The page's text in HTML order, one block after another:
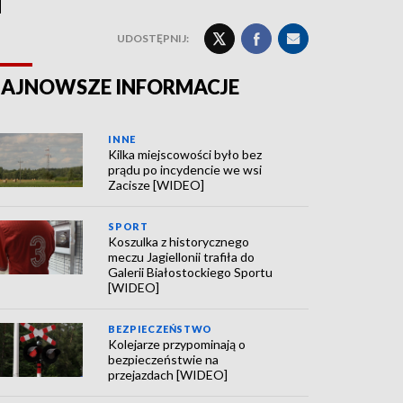
UDOSTĘPNIJ:
INFORMACJE
INNE
Kilka miejscowości było bez
prądu po incydencie we wsi
Zacisze [WIDEO]
SPORT
Koszulka z historycznego
meczu Jagiellonii trafiła do
Galerii Białostockiego Sportu
[WIDEO]
BEZPIECZEŃSTWO
Kolejarze przypominają o
bezpieczeństwie na
przejazdach [WIDEO]